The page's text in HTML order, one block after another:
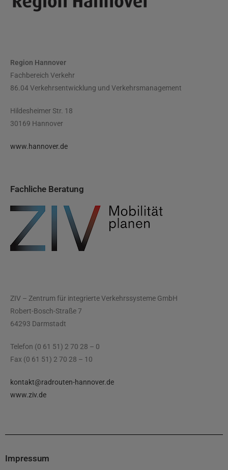
Region Hannover
Fachbereich Verkehr
86.04 Verkehrsentwicklung und Verkehrsmanagement
Hildesheimer Str. 18
30169 Hannover
www.hannover.de
Fachliche Beratung
ZIV – Zentrum für integrierte Verkehrssysteme GmbH
Robert-Bosch-Straße 7
64293 Darmstadt
Telefon (0 61 51) 2 70 28 – 0
Fax (0 61 51) 2 70 28 – 10
kontakt@radrouten-hannover.de
www.ziv.de
Impressum